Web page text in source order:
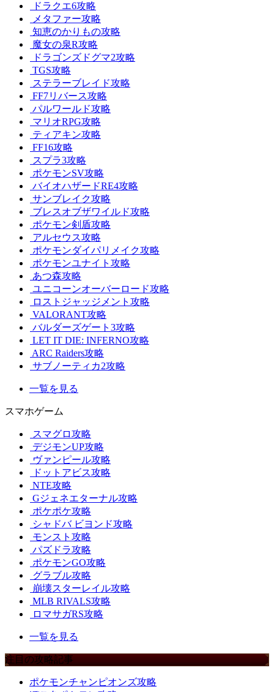
ドラクエ6攻略
メタファー攻略
知恵のかりもの攻略
魔女の泉R攻略
ドラゴンズドグマ2攻略
TGS攻略
ステラーブレイド攻略
FF7リバース攻略
パルワールド攻略
マリオRPG攻略
ティアキン攻略
FF16攻略
スプラ3攻略
ポケモンSV攻略
バイオハザードRE4攻略
サンブレイク攻略
ブレスオブザワイルド攻略
ポケモン剣盾攻略
アルセウス攻略
ポケモンダイパリメイク攻略
ポケモンユナイト攻略
あつ森攻略
ユニコーンオーバーロード攻略
ロストジャッジメント攻略
VALORANT攻略
バルダーズゲート3攻略
LET IT DIE: INFERNO攻略
ARC Raiders攻略
サブノーティカ2攻略
一覧を見る
スマホゲーム
スマグロ攻略
デジモンUP攻略
ヴァンピール攻略
ドットアビス攻略
NTE攻略
Gジェネエターナル攻略
ポケポケ攻略
シャドバ ビヨンド攻略
モンスト攻略
パズドラ攻略
ポケモンGO攻略
グラブル攻略
崩壊スターレイル攻略
MLB RIVALS攻略
ロマサガRS攻略
一覧を見る
注目の攻略記事
ポケモンチャンピオンズ攻略